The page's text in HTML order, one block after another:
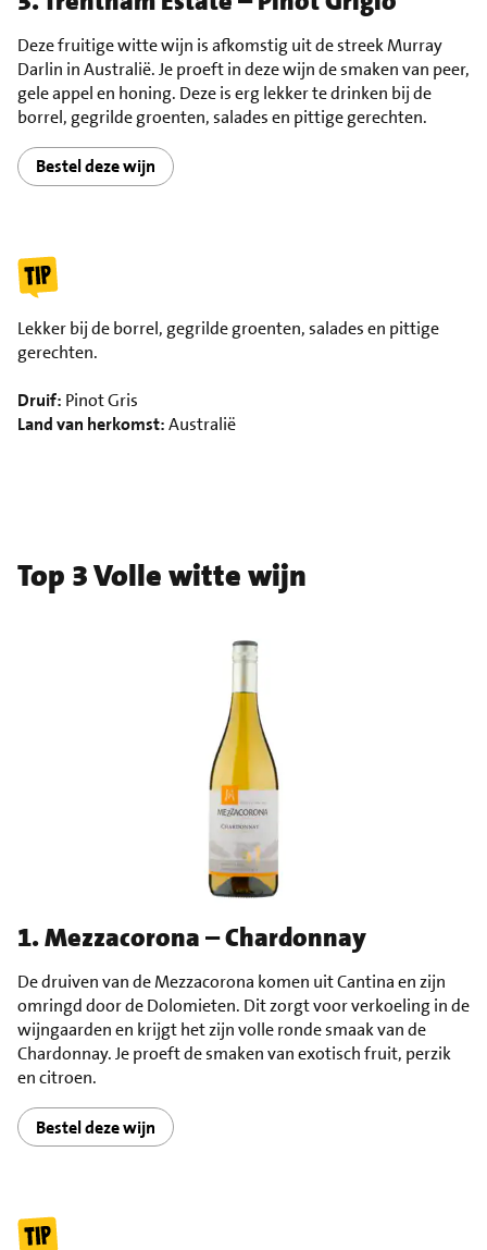
Deze fruitige witte wijn is afkomstig uit de streek Murray
Darlin in Australië. Je proeft in deze wijn de smaken van peer,
gele appel en honing. Deze is erg lekker te drinken bij de
borrel, gegrilde groenten, salades en pittige gerechten.
Bestel deze wijn
Lekker bij de borrel, gegrilde groenten, salades en pittige
gerechten.
Druif: Pinot Gris
Land van herkomst:Australië
Top 3 Volle witte wijn
1. Mezzacorona – Chardonnay
De druiven van de Mezzacorona komen uit Cantina en zijn
omringd door de Dolomieten. Dit zorgt voor verkoeling in de
wijngaarden en krijgt het zijn volle ronde smaak van de
Chardonnay. Je proeft de smaken van exotisch fruit, perzik
en citroen.
Bestel deze wijn